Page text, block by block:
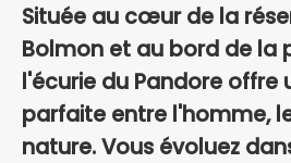
Située au cœur de la
Bolmon et au bord de la
l'écurie du Pandore offre
parfaite entre l'homme,
nature. Vous évoluez